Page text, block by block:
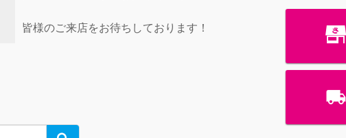
皆様のご来店をお待ちしております！